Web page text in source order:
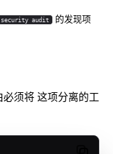
security audit 的发现项
须将 这项分离的工